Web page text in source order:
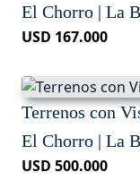
El Chorro | La
USD 167.000
Terrenos con
El Chorro | La
USD 500.000